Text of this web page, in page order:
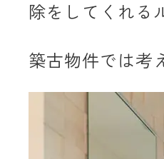
除をしてくれる
築古物件では考